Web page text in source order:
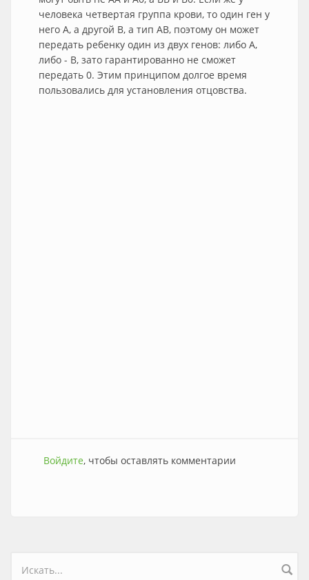
человека четвертая группа крови, то один ген у
него А, а другой В, а тип АВ, поэтому он может
передать ребенку один из двух генов: либо А,
либо - В, зато гарантированно не сможет
передать 0. Этим принципом долгое время
пользовались для установления отцовства.
Войдите, чтобы оставлять комментарии
Форма поиска